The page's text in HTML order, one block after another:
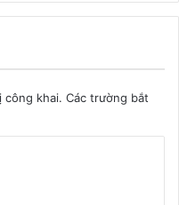
công khai. Các trường bắt